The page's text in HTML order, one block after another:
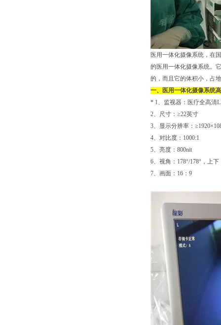
医用一体化摄像系统，在
的医用一体化摄像系统。
的，而且它的体积小，占
一、
医用一体化摄像系统
* 1、监视器：医疗全高清
2、尺寸：≥22英寸
3、显示分辨率：
4、对比度：1000:1
5、亮度：800nit
6、视角：178°/178°，上下
7、画面：16：9